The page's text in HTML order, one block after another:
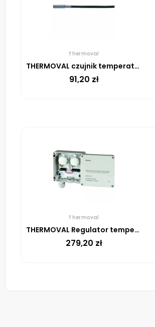
Thermoval
THERMOVAL czujnik temperatury do UTR, przewód 1,5 mb
91,20 zł
Thermoval
THERMOVAL Regulator temperatury DTR-E 3102
279,20 zł